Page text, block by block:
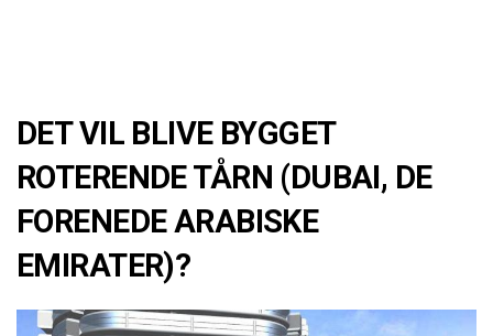
DET VIL BLIVE BYGGET
ROTERENDE TÅRN (DUBAI, DE
FORENEDE ARABISKE
EMIRATER)?